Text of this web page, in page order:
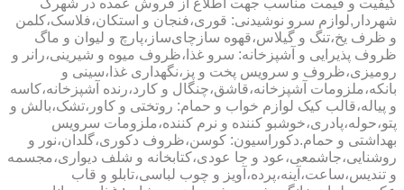
کیفیت و قیمت مناسب جهت اطلاع از فروش عمده در شهرک
شهردار,لوازم سرو نوشیدنی: قوری،فنجان و استکان،فلاسک،کلمن
و ظرف یخ،تنگ و گیلاس،قهوه سازچای‌ساز،پارچ و لیوان و ماگ
ظروف پذیرایی و آشپزخانه: سرو غذا،ظروف میوه و شیرینی،رانر و
رومیزی،ظروف و سرویس پخت و پز،نگهداری غذا،سینی و
بانکه،ملزومات آشپزخانه،قاشق،چنگال و کارد،رنده آشپزخانه،کاسه
و پیاله،قالب کیک لوازم خواب و حمام: روتختی و کاور،تشک،بالش و
پتو،حوله،پادری،خوشبو کننده و نرم کننده،ملزومات سرویس
بهداشتی و حمام.دکوراسیون: کوسن،ظروف دکوری،گلدان،نور و
روشنایی،جاشمعی،عود و جا عودی،کتابخانه و شلف دیواری،مجسمه
و تندیس،ساعت،آینه،پرده،آویز و چوب لباسی،تابلو و قاب